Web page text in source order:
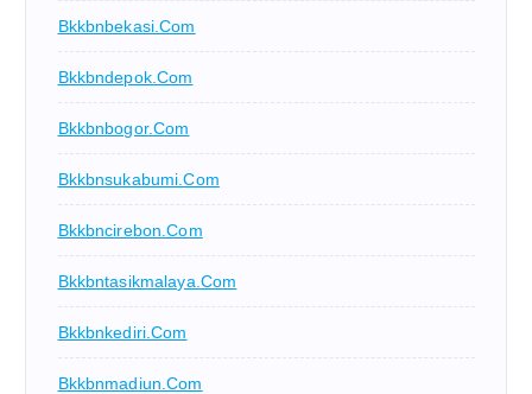
Bkkbnbekasi.com
Bkkbndepok.com
Bkkbnbogor.com
Bkkbnsukabumi.com
Bkkbncirebon.com
Bkkbntasikmalaya.com
Bkkbnkediri.com
Bkkbnmadiun.com